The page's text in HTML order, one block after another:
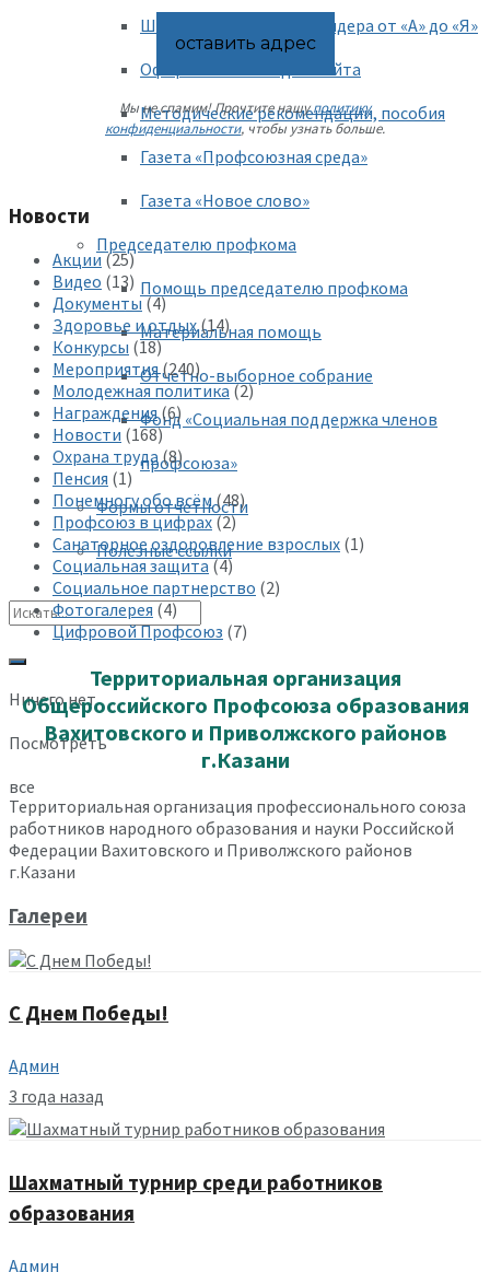
Школа Профсоюзного лидера от «А» до «Я»
Оформление стенда и сайта
Методические рекомендации, пособия
Газета «Профсоюзная среда»
Газета «Новое слово»
Председателю профкома
Помощь председателю профкома
Материальная помощь
Отчетно-выборное собрание
Фонд «Социальная поддержка членов
профсоюза»
Формы отчетности
Полезные ссылки
Ничего нет
Посмотреть
все
Мы не спамим! Прочтите нашуполитику
конфиденциальности, чтобы узнать больше.
Новости
Акции(25)
Видео (13)
Документы(4)
Здоровье и отдых(14)
Конкурсы (18)
Мероприятия(240)
Молодежная политика(2)
Награждения(6)
Новости (168)
Охрана труда(8)
Пенсия (1)
Понемногу обо всём(48)
Профсоюз в цифрах(2)
Санаторное оздоровление взрослых (1)
Социальная защита(4)
Социальное партнерство (2)
Фотогалерея (4)
Цифровой Профсоюз (7)
Территориальная организация
Общероссийского Профсоюза образования
Вахитовского и Приволжского районов
г.Казани
Территориальная организация профессионального союза
работников народного образования и науки Российской
Федерации Вахитовского и Приволжского районов
г.Казани
Галереи
С Днем Победы!
Админ
3 года назад
Шахматный турнир среди работников
образования
Админ